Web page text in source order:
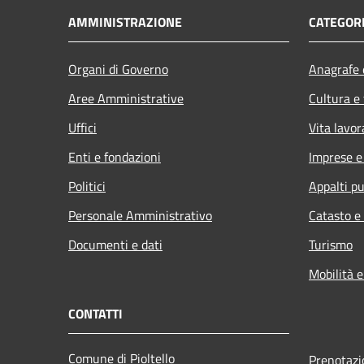
AMMINISTRAZIONE
Organi di Governo
Aree Amministrative
Uffici
Enti e fondazioni
Politici
Personale Amministrativo
Documenti e dati
Cultura
Vita
Imprese
Appalti
Catasto
Turismo
Mobilità
CONTATTI
Comune di Pioltello